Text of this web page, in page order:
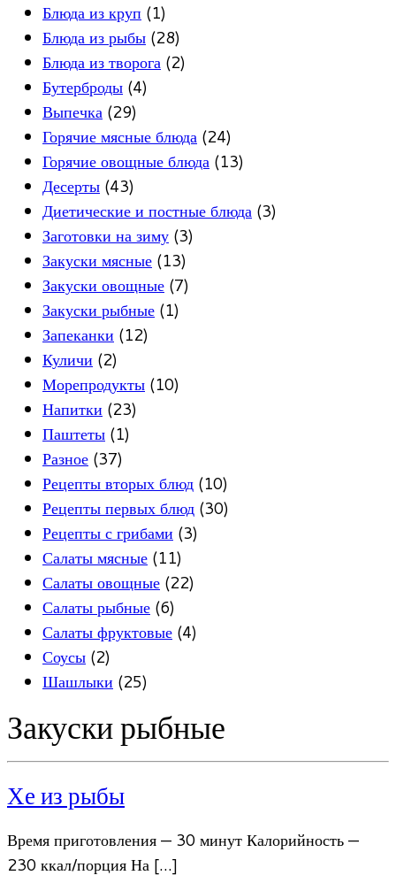
Блюда из круп (1)
Блюда из рыбы (28)
Блюда из творога (2)
Бутерброды (4)
Выпечка (29)
Горячие мясные блюда (24)
Горячие овощные блюда (13)
Десерты (43)
Диетические и постные блюда (3)
Заготовки на зиму (3)
Закуски мясные (13)
Закуски овощные (7)
Закуски рыбные (1)
Запеканки (12)
Куличи (2)
Морепродукты (10)
Напитки (23)
Паштеты (1)
Разное (37)
Рецепты вторых блюд (10)
Рецепты первых блюд (30)
Рецепты с грибами (3)
Салаты мясные (11)
Салаты овощные (22)
Салаты рыбные (6)
Салаты фруктовые (4)
Соусы (2)
Шашлыки (25)
Закуски рыбные
Хе из рыбы
Время приготовления — 30 минут Калорийность —
230 ккал/порция На […]